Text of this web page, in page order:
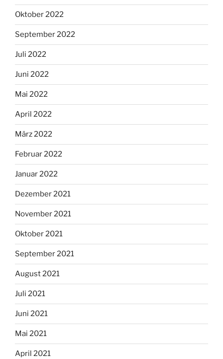
Oktober 2022
September 2022
Juli 2022
Juni 2022
Mai 2022
April 2022
März 2022
Februar 2022
Januar 2022
Dezember 2021
November 2021
Oktober 2021
September 2021
August 2021
Juli 2021
Juni 2021
Mai 2021
April 2021